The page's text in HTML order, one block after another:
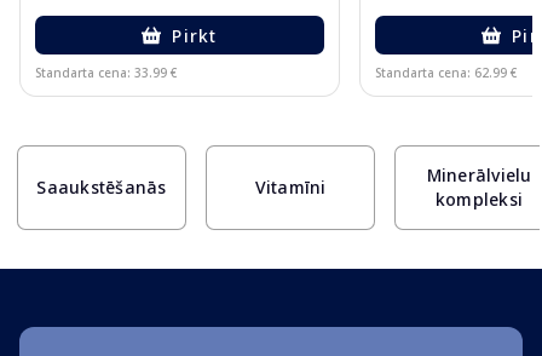
Pirkt
Standarta cena: 33.99 € Standarta cena: 62.99 €
Saaukstēšanās Vitamīni
Minerālvielu
kompleksi